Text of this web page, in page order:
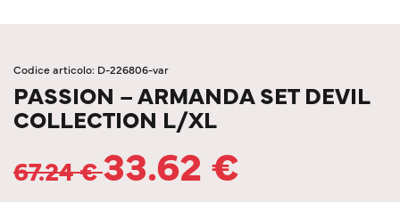
Codice articolo: D-226806-var
PASSION – ARMANDA SET DEVIL
COLLECTION L/XL
67.24€33.62€